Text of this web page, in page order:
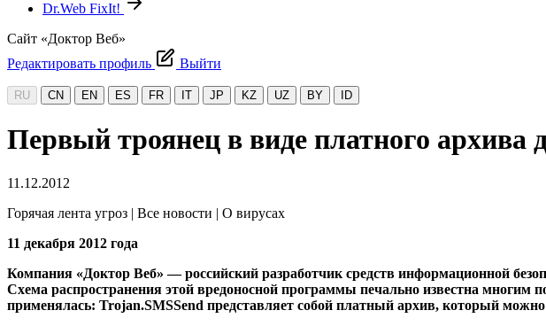
Dr.Web FixIt!
Сайт «Доктор Веб»
Редактировать профиль
Выйти
RU CN EN ES FR IT JP KZ UZ BY ID
Первый троянец в виде платного архива
11.12.2012
Горячая лента угроз | Все новости | О вирусах
11 декабря 2012 года
Компания «Доктор Веб» — российский разработчик средств информационной
Схема распространения этой вредоносной программы печально известна многим
применялась: Trojan.SMSSend представляет собой платный архив, который